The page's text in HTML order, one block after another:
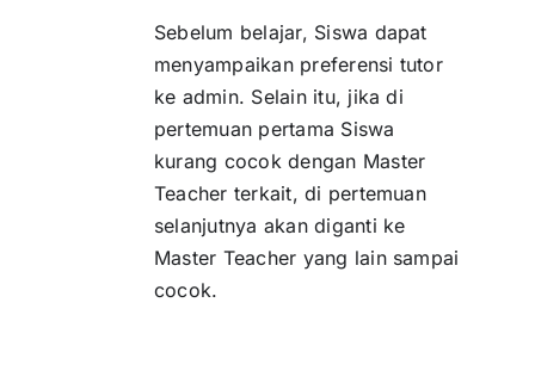
Sebelum belajar, Siswa dapat
menyampaikan preferensi tutor
ke admin. Selain itu, jika di
pertemuan pertama Siswa
kurang cocok dengan Master
Teacher terkait, di pertemuan
selanjutnya akan diganti ke
Master Teacher yang lain sampai
cocok.